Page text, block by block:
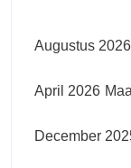
Augustus 2026
April 2026
December